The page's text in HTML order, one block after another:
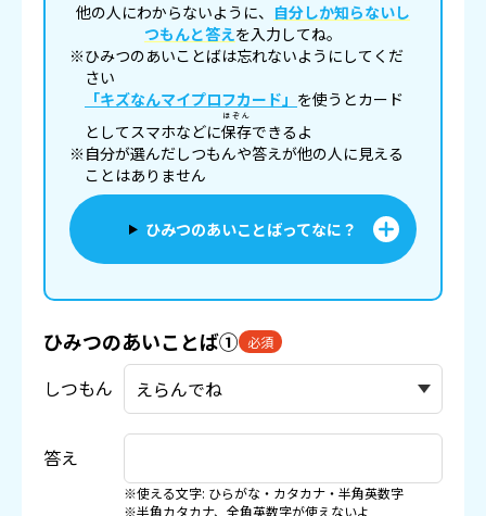
他の人にわからないように、 自分しか知らないし
つもんと答えを入力してね。
※ひみつのあいことばは忘れないようにしてくだ
さい
「キズなんマイプロフカード」 を使うとカード
としてスマホなどに保存
ほぞん
できるよ
※自分が選んだしつもんや答えが他の人に見える
ことはありません
ひみつのあいことばってなに？
ひみつのあいことば① 必須
しつもん
答え
※使える文字: ひらがな・カタカナ・半角英数字
※半角カタカナ、全角英数字が使えないよ